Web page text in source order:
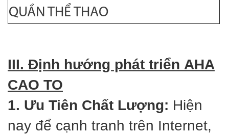
QUẦN THỂ THAO
III. Định hướng phát triển AHA
CAO TO
1. Ưu Tiên Chất Lượng: Hiện
nay để cạnh tranh trên Internet,